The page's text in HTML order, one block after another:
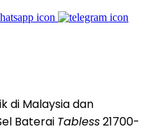
di Malaysia dan
Baterai Tabless21700-